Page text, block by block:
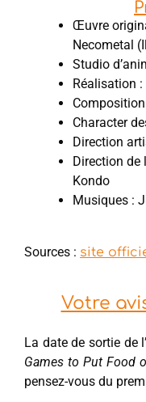
Œuvre
Necometal
Studio
Réalisation :
Character
Direction
Direction de
Kondo
Musiques :
Sources : site
Votre
La date de sortie de
Games to Put Food
pensez-vous du